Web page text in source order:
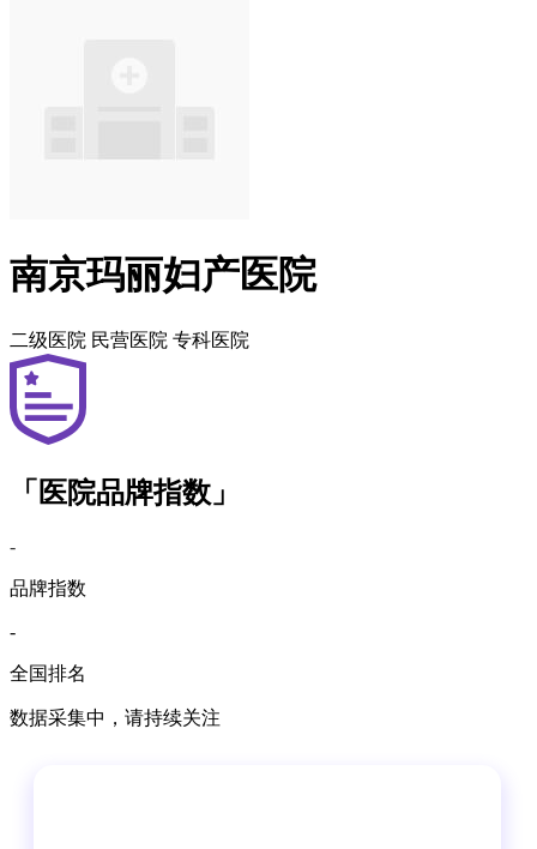
南京玛丽妇产医院
二级医院 民营医院 专科医院
「医院品牌指数」
-
品牌指数
-
全国排名
数据采集中，请持续关注